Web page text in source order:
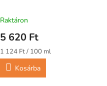
Raktáron
5 620 Ft
Egységár:
1 124 Ft / 100 ml
Kosárba